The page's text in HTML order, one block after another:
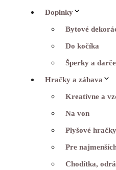
Doplnky
Bytové
Do kočíka
Šperky a
Hračky a zábava
Kreatívne a
Na von
Plyšové hračky
Pre
Chodítka,